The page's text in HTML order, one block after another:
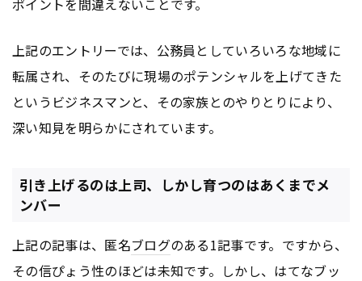
ポイントを間違えないことです。
上記のエントリーでは、公務員としていろいろな地域に
転属され、そのたびに現場のポテンシャルを上げてきた
というビジネスマンと、その家族とのやりとりにより、
深い知見を明らかにされています。
引き上げるのは上司、しかし育つのはあくまでメ
ンバー
上記の記事は、匿名ブログのある1記事です。ですから、
その信ぴょう性のほどは未知です。しかし、はてなブッ